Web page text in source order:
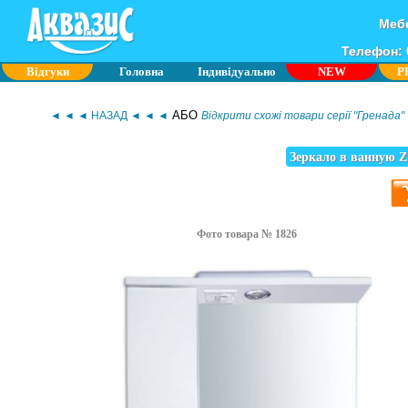
Телефон:
Відгуки Головна Індивідуально NEW
◄ ◄ ◄ НАЗАД ◄ ◄ ◄ АБО Відкрити схожі товари серії "Гренада"
Зеркало в ванную
Фото товара № 1826